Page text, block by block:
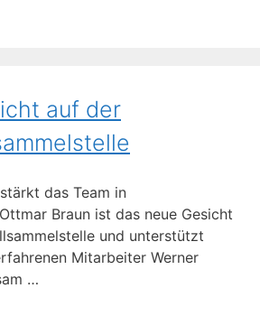
auf der
das Team in
Braun ist das neue Gesicht
und unterstützt
Mitarbeiter Werner
…